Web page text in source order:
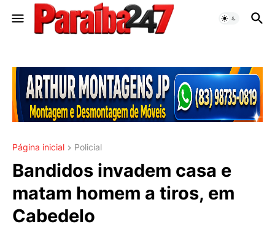
Página inicial Policial
Bandidos invadem casa e
matam homem a tiros, em
Cabedelo